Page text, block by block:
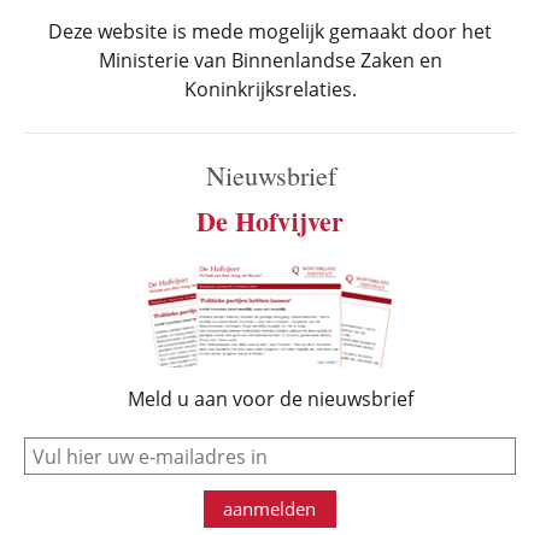
Deze website is mede mogelijk gemaakt door het
Ministerie van Binnenlandse Zaken en
Koninkrijksrelaties.
Nieuwsbrief
De Hofvijver
Meld u aan voor de nieuwsbrief
e-mail
aanmelden